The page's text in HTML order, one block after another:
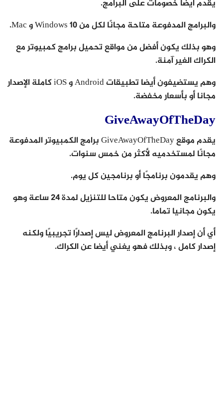
يقدم أيضًا خصومات على البرامج.
والبرامج المدفوعة متاحة مجانًا لكل من Windows 10 و Mac.
وهو بذلك يكون أفضل من مواقع تحميل برامج كمبيوتر مع
الكراك الغير آمنة.
وهم يستضيفون أيضا تطبيقات Android و iOS كاملة الإصدار
مجانا أو بأسعار مخفضة.
GiveAwayOfTheDay
يقدم موقع GiveAwayOfTheDay برامج الكمبيوتر المدفوعة
مجانًا لمستخدميه لأكثر من خمس سنوات.
وهم يقدمون برنامجًا أو برنامجين كل يوم.
والبرنامج المعروض يكون متاحا للتنزيل لمدة 24 ساعة وهو
يكون مجانيا تماما.
أي أن إصدار البرنامج المعروض ليس إصدارًا تجريبيًا ولكنه
إصدار كامل ، وبذلك فهو يغني أيضا عن الكراك.